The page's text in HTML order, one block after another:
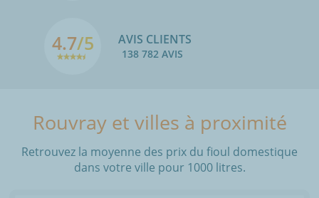
4.7/5 AVIS CLIENTS
138 782 AVIS
Rouvray et villes à proximité
Retrouvez la moyenne des prix du fioul domestique
dans votre ville pour 1000 litres.